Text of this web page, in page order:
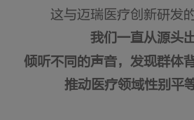
这与迈瑞医疗创新研发
我们一直从源头
倾听不同的声音，发现群体
推动医疗领域性别平